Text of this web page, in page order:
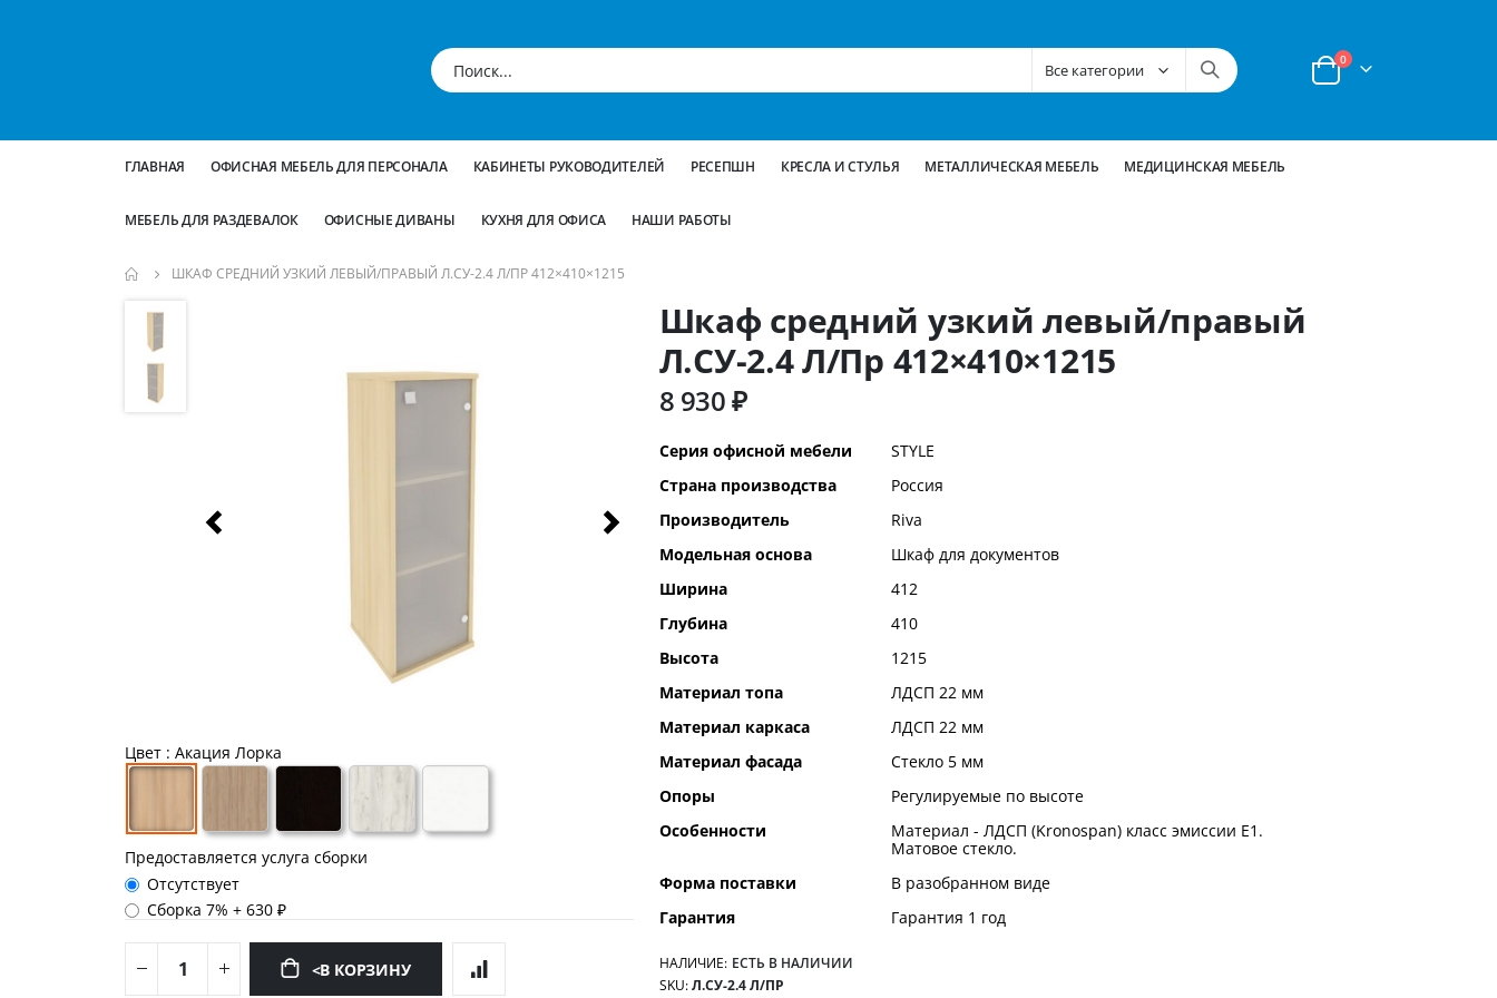
Корзина
0позиции
ГЛАВНАЯ ОФИСНАЯ МЕБЕЛЬ ДЛЯ ПЕРСОНАЛА КАБИНЕТЫ РУКОВОДИТЕЛЕЙ РЕСЕПШН КРЕСЛА И СТУЛЬЯ МЕТАЛЛИЧЕСКАЯ МЕБЕЛЬ МЕДИЦИНСКАЯ МЕБЕЛЬ
МЕБЕЛЬ ДЛЯ РАЗДЕВАЛОК ОФИСНЫЕ ДИВАНЫ КУХНЯ ДЛЯ ОФИСА НАШИ РАБОТЫ
ШКАФ СРЕДНИЙ УЗКИЙ ЛЕВЫЙ/ПРАВЫЙ Л.СУ-2.4 Л/ПР 412×410×1215
Пропустить
перейти
изображений
Цвет : Акация Лорка
Предоставляется услуга сборки
Отсутствует
Сборка 7%+630 ₽
<В КОРЗИНУ
Шкаф средний узкий левый/правый
Л.СУ-2.4 Л/Пр 412×410×1215
8 930 ₽
Дополнительная
информация
Серия офисной мебели
STYLE
Страна производства
Россия
Производитель
Riva
Модельная основа
Шкаф для документов
Ширина
412
Глубина
410
Высота
1215
Материал топа
ЛДСП 22 мм
Материал каркаса
ЛДСП 22 мм
Материал фасада
Стекло 5 мм
Опоры
Регулируемые по высоте
Особенности
Материал - ЛДСП (Kronospan) класс эмиссии Е1.
Матовое стекло.
Форма поставки
В разобранном виде
Гарантия
Гарантия 1 год
НАЛИЧИЕ: ЕСТЬ В НАЛИЧИИ
SKU Л.СУ-2.4 Л/ПР